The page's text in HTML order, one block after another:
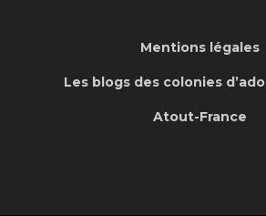
Mentions légales
Les blogs des colonies d’ado
Atout-France